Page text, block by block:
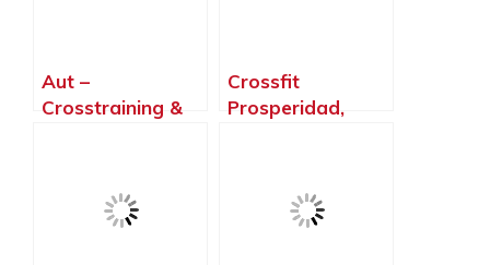
Aut –
Crosstraining &
Crossfit
Prosperidad,